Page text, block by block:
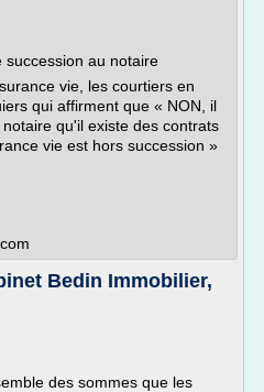
succession au notaire
vie, les courtiers en
qui affirment que « NON, il
qu'il existe des contrats
vie est hors succession »
Bedin Immobilier,
des sommes que les